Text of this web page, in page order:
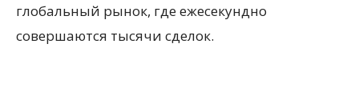
глобальный рынок, где ежесекундно
совершаются тысячи сделок.